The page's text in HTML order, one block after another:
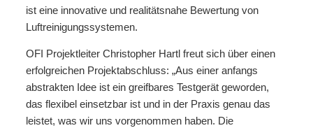
ist eine innovative und realitätsnahe Bewertung von
Luftreinigungssystemen.
OFI Projektleiter Christopher Hartl freut sich über einen
erfolgreichen Projektabschluss: „Aus einer anfangs
abstrakten Idee ist ein greifbares Testgerät geworden,
das flexibel einsetzbar ist und in der Praxis genau das
leistet, was wir uns vorgenommen haben. Die